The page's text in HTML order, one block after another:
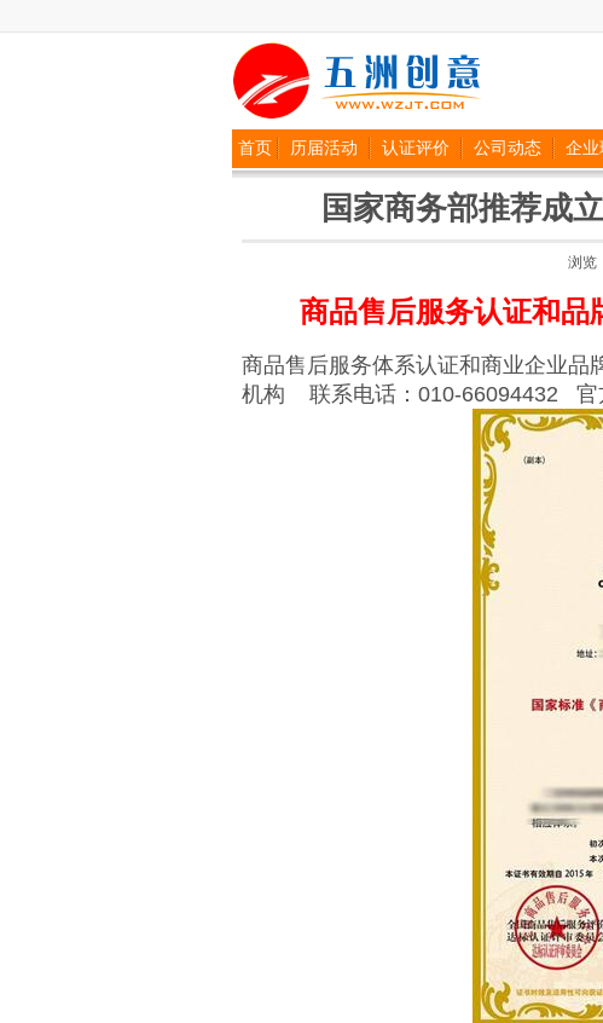
首页 历届活动 认证评价 公司动态 企业
国家商务部推荐成
浏览
商品售后服务认证和
商品售后服务体系认证和商业企业品
机构 联系电话：010-66094432 官